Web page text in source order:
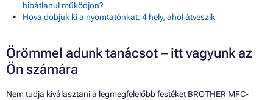
hibátlanul működjön?
Hova dobjuk ki a nyomtatónkat: 4 hely, ahol átveszik
Örömmel adunk tanácsot – itt vagyunk az
Ön számára
Nem tudja kiválasztani a legmegfelelőbb festéket BROTHER MFC-